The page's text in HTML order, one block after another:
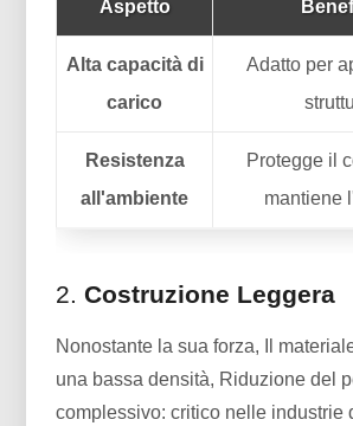
Aspetto
Alta capacità di
carico
Adatto per
Resistenza
all'ambiente
Protegge il
mantiene
2.Costruzione Leggera
Nonostante la sua forza, Il
una bassa densità, Riduzione del
complessivo: critico nelle industrie